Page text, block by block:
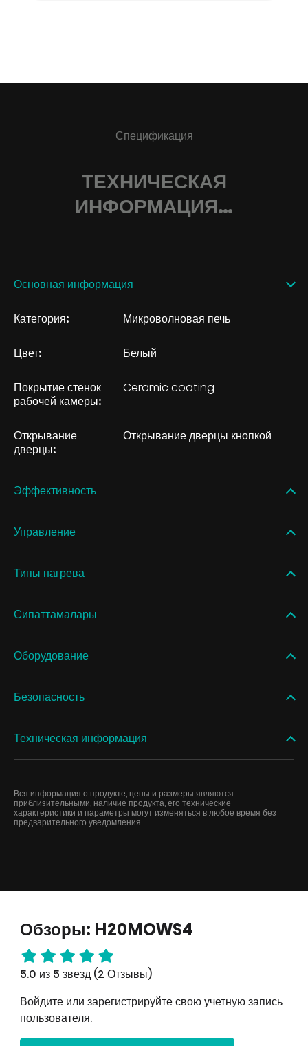
Спецификация
ТЕХНИЧЕСКАЯ
ИНФОРМАЦИЯ…
Основная информация
Категория: Микроволновая печь
Цвет: Белый
Покрытие стенок
рабочей камеры:
Ceramic coating
Открывание
дверцы:
Открывание дверцы кнопкой
Эффективность
Управление
Типы нагрева
Сипаттамалары
Оборудование
Безопасность
Техническая информация
Вся информация о продукте, цены и размеры являются
приблизительными, наличие продукта, его технические
характеристики и параметры могут изменяться в любое время без
предварительного уведомления.
Обзоры: H20MOWS4
5.0 из 5 звезд (2 Отзывы)
Войдите или зарегистрируйте свою учетную запись
пользователя.